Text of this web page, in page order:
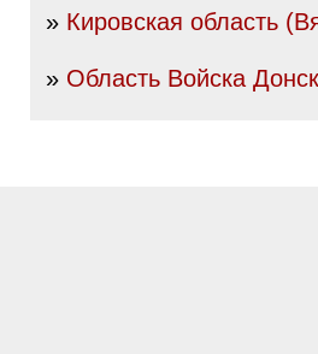
» Кировская область
» Область Войска